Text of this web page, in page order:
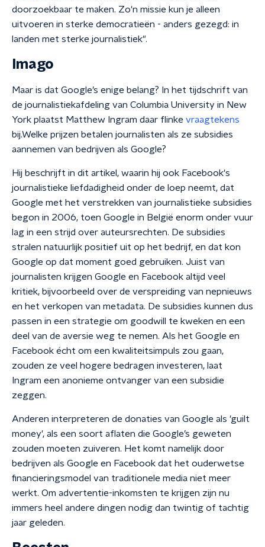
doorzoekbaar te maken. Zo'n missie kun je alleen
uitvoeren in sterke democratieën - anders gezegd: in
landen met sterke journalistiek".
Imago
Maar is dat Google’s enige belang? In het tijdschrift van
de journalistiekafdeling van Columbia University in New
York plaatst Matthew Ingram daar flinke vraagtekens
bij.Welke prijzen betalen journalisten als ze subsidies
aannemen van bedrijven als Google?
Hij beschrijft in dit artikel, waarin hij ook Facebook's
journalistieke liefdadigheid onder de loep neemt, dat
Google met het verstrekken van journalistieke subsidies
begon in 2006, toen Google in België enorm onder vuur
lag in een strijd over auteursrechten. De subsidies
stralen natuurlijk positief uit op het bedrijf, en dat kon
Google op dat moment goed gebruiken. Juist van
journalisten krijgen Google en Facebook altijd veel
kritiek, bijvoorbeeld over de verspreiding van nepnieuws
en het verkopen van metadata. De subsidies kunnen dus
passen in een strategie om goodwill te kweken en een
deel van de aversie weg te nemen. Als het Google en
Facebook écht om een kwaliteitsimpuls zou gaan,
zouden ze veel hogere bedragen investeren, laat
Ingram een anonieme ontvanger van een subsidie
zeggen.
Anderen interpreteren de donaties van Google als 'guilt
money', als een soort aflaten die Google’s geweten
zouden moeten zuiveren. Het komt namelijk door
bedrijven als Google en Facebook dat het ouderwetse
financieringsmodel van traditionele media niet meer
werkt. Om advertentie-inkomsten te krijgen zijn nu
immers heel andere dingen nodig dan twintig of tachtig
jaar geleden.